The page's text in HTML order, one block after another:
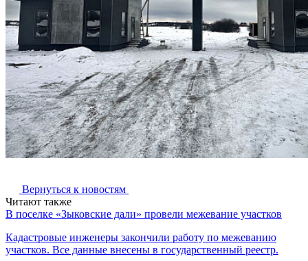
Вернуться к новостям
Читают также
В поселке «Зыковские дали» провели межевание участков
Кадастровые инженеры закончили работу по межеванию
участков. Все данные внесены в государственный реестр.